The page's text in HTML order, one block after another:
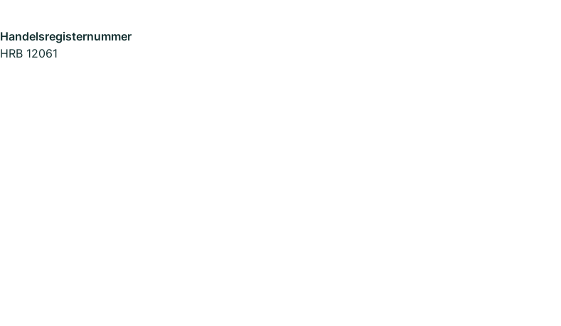
Handelsregisternummer
HRB 12061